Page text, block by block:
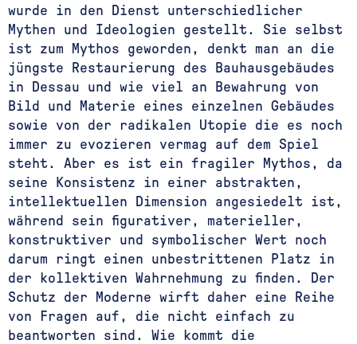
wurde in den Dienst unterschiedlicher
Mythen und Ideologien gestellt. Sie selbst
ist zum Mythos geworden, denkt man an die
jüngste Restaurierung des Bauhausgebäudes
in Dessau und wie viel an Bewahrung von
Bild und Materie eines einzelnen Gebäudes
sowie von der radikalen Utopie die es noch
immer zu evozieren vermag auf dem Spiel
steht. Aber es ist ein fragiler Mythos, da
seine Konsistenz in einer abstrakten,
intellektuellen Dimension angesiedelt ist,
während sein figurativer, materieller,
konstruktiver und symbolischer Wert noch
darum ringt einen unbestrittenen Platz in
der kollektiven Wahrnehmung zu finden. Der
Schutz der Moderne wirft daher eine Reihe
von Fragen auf, die nicht einfach zu
beantworten sind. Wie kommt die